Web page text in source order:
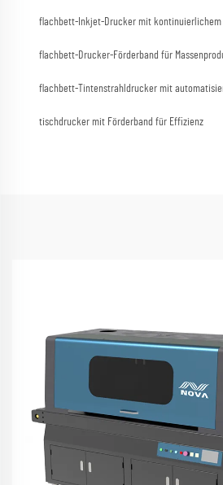
flachbett-Inkjet-Drucker mit kontinuierlichem
flachbett-Drucker-Förderband für
flachbett-Tintenstrahldrucker mit
tischdrucker mit Förderband für Effizienz